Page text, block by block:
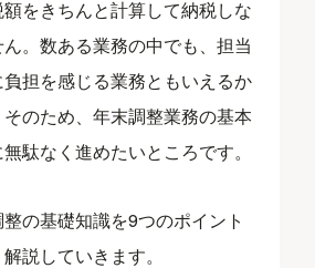
をきちんと計算して納税しな
。数ある業務の中でも、担当
担を感じる業務ともいえるか
のため、年末調整業務の基本
駄なく進めたいところです。
の基礎知識を9つのポイント
説していきます。